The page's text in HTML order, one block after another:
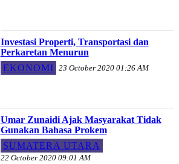
Investasi Properti, Transportasi dan
Perkaretan Menurun
EKONOMI 23 October 2020 01:26 AM
Umar Zunaidi Ajak Masyarakat Tidak
Gunakan Bahasa Prokem
SUMATERA UTARA
22 October 2020 09:01 AM